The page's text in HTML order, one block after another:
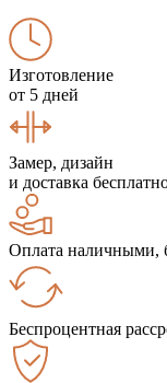
Изготовление
от 5 дней
Замер, дизайн
и доставка
Оплата наличными,
Беспроцентная